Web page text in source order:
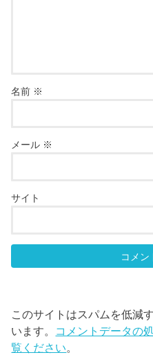
名前 ※
メール ※
サイト
このサイトはスパムを低減
います。 コメントデータの
覧ください。